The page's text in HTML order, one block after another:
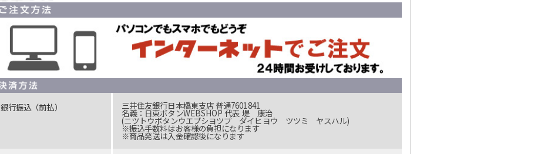
銀行振込（前払） 三井住友銀行日本橋東支店 普通7601841
名義：日東ボタンWEBSHOP 代表 堤 康治
(ニツトウボタンウエブシヨツプ ダイヒヨウ ツツミ ヤスハル)
※振込手数料はお客様の負担になります
※商品発送は入金確認後になります